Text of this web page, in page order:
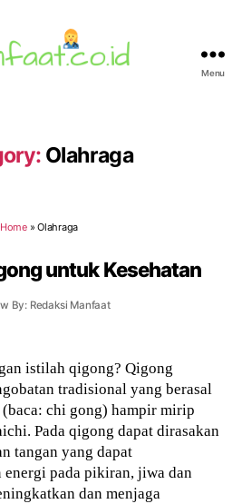
Menu
Olahraga
Home»Olahraga
untuk Kesehatan
By: Redaksi Manfaat
istilah qigong? Qigong
tradisional yang berasal
chi gong) hampir mirip
Pada qigong dapat dirasakan
tangan yang dapat
pada pikiran, jiwa dan
dan menjaga